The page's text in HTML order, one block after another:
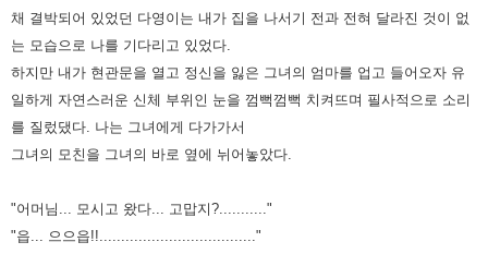
채 결박되어 있었던 다영이는 내가 집을 나서기 전과 전혀 달라진 것이 없
는 모습으로 나를 기다리고 있었다.
하지만 내가 현관문을 열고 정신을 잃은 그녀의 엄마를 업고 들어오자 유
일하게 자연스러운 신체 부위인 눈을 껌뻑껌뻑 치켜뜨며 필사적으로 소리
를 질렀댔다. 나는 그녀에게 다가가서
그녀의 모친을 그녀의 바로 옆에 뉘어놓았다.
"어머님... 모시고 왔다... 고맙지?..........."
"읍... 으으읍!!...................................."